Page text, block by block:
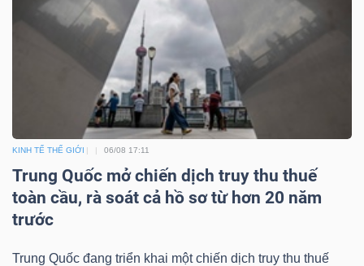
KINH TẾ THẾ GIỚI 06/08 17:11
Trung Quốc mở chiến dịch truy thu thuế
toàn cầu, rà soát cả hồ sơ từ hơn 20 năm
trước
Trung Quốc đang triển khai một chiến dịch truy thu thuế